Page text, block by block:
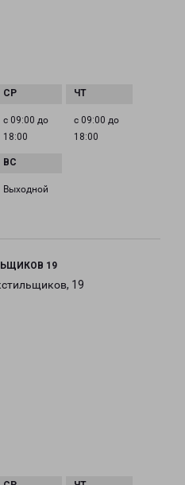
с 09:00 до
18:00
с 09:00 до
18:00
Выходной
19
19